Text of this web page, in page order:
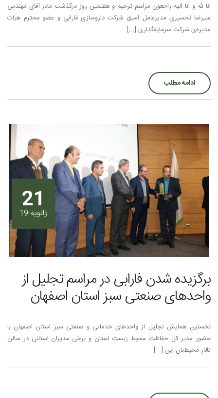
انا لله و انا الیه راجعون مراسم ترحیم و هفتمین روز درگذشت مادر آقای مهندس
علیرضا تحسیری مدیرعامل اسبق شرکت داروسازی فارابی و عضو محترم هیات
مدیره‌ی شرکت سرمایه‌گذاری [...]
ادامه مطلب
21
ژانویه-19
برگزیده شدن فارابی در مراسم تجليل از
واحدهای صنعتی سبز استان اصفهان
نخستين همايش تجليل از واحدهای خدماتی و صنعتی سبز استان اصفهان با
حضور مدير كل حفاظت محيط ‌زيست استان و برخی مديران استانی در سالن
تالار محيط‌بان این [...]